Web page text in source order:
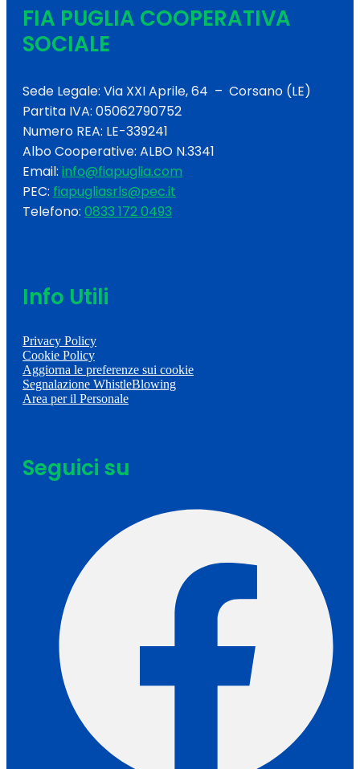
FIA PUGLIA COOPERATIVA
SOCIALE
Sede Legale: Via XXI Aprile, 64 – Corsano (LE)
Partita IVA: 05062790752
Numero REA: LE-339241
Albo Cooperative: ALBO N.3341
Email: info@fiapuglia.com
PEC: fiapugliasrls@pec.it
Telefono: 0833 172 0493
Info Utili
Privacy Policy
Cookie Policy
Aggiorna le preferenze sui cookie
Segnalazione WhistleBlowing
Area per il Personale
Seguici su